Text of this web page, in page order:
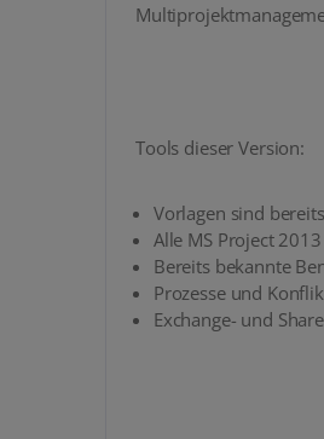
Tools dieser Version:
Vorlagen sind
Alle MS Project
Bereits bekannte
Prozesse und
Exchange- und